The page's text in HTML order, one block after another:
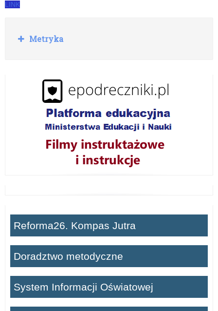
LINK
R
o
Metryka
Reforma26. Kompas Jutra
Doradztwo metodyczne
System Informacji Oświatowej